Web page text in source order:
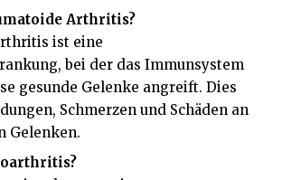
Arthritis?
ist eine
bei der das Immunsystem
gesunde Gelenke angreift. Dies
Schmerzen und Schäden an
Gelenken.